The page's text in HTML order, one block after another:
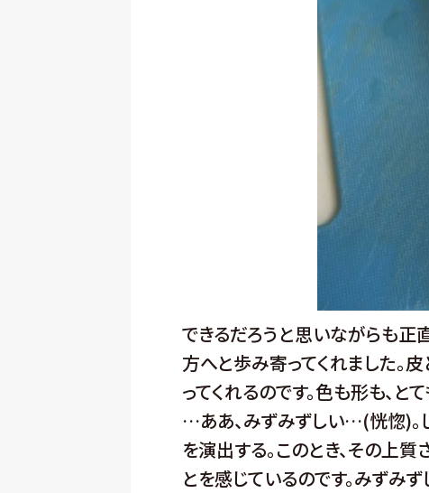
できるだろうと思いながらも正
方へと歩み寄ってくれました。
ってくれるのです。色も形も、
…ああ、みずみずしい…(恍惚)。
を演出する。このとき、その上
とを感じているのです。みずみ